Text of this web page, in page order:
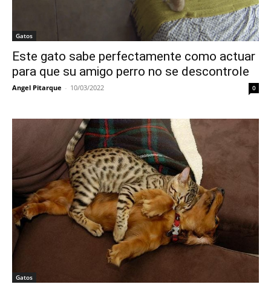
Gatos
Este gato sabe perfectamente como actuar
para que su amigo perro no se descontrole
Angel Pitarque - 10/03/2022 0
Gatos